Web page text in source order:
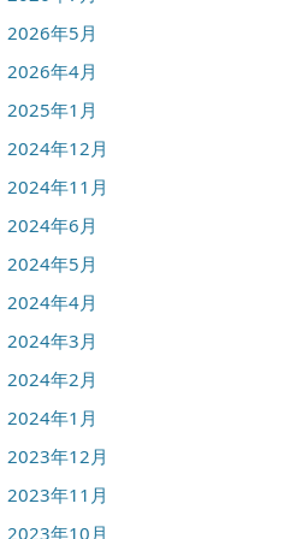
2026年5月
2026年4月
2025年1月
2024年12月
2024年11月
2024年6月
2024年5月
2024年4月
2024年3月
2024年2月
2024年1月
2023年12月
2023年11月
2023年10月